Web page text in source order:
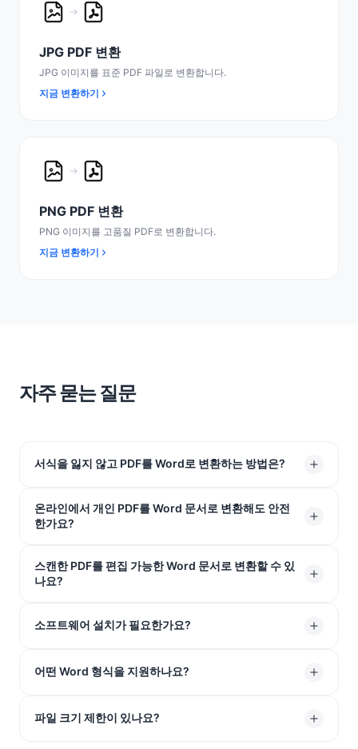
JPG PDF 변환
JPG 이미지를 표준 PDF 파일로 변환합니다.
지금 변환하기
PNG PDF 변환
PNG 이미지를 고품질 PDF로 변환합니다.
지금 변환하기
자주 묻는 질문
서식을 잃지 않고 PDF를 Word로 변환하는 방법은?
저희 온라인 변환기에 파일을 업로드하기만 하면 됩니다.
원본 레이아웃을 완벽하게 유지하여 글꼴, 이미지, 표가 제
끔한 Word 문서를 얻을 수 있습니다.
온라인에서 개인 PDF를 Word 문서로 변환해도 안전
한가요?
예. 256비트 SSL 암호화로 고객 데이터를 보호합니다. 업
로드된 모든 파일은 1시간 후 서버에서 영구적으로 삭제됩
스캔한 PDF를 편집 가능한 Word 문서로 변환할 수 있
나요?
물론입니다. 통합 OCR 기술이 스캔된 이미지의 텍스트를
소프트웨어 설치가 필요한가요?
아니요. 저희 온라인 PDF Word 변환기는 Windows, Mac,
니다.
어떤 Word 형식을 지원하나요?
주로 최신 .DOCX 형식으로 출력하며, 이 파일들은 모든 버
파일 크기 제한이 있나요?